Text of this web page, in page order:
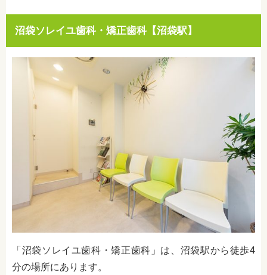
沼袋ソレイユ歯科・矯正歯科【沼袋駅】
「沼袋ソレイユ歯科・矯正歯科」は、沼袋駅から徒歩4
分の場所にあります。